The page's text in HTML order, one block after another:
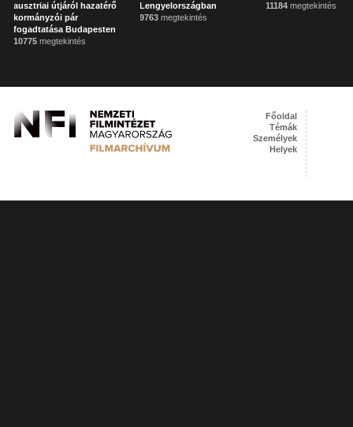
ausztriai útjáról hazatérő
kormányzói pár
fogadtatása Budapesten
10775 megtekintés
Lengyelországban
9763 megtekintés
11184 megtekintés
Főoldal
Témák
Személyek
Helyek